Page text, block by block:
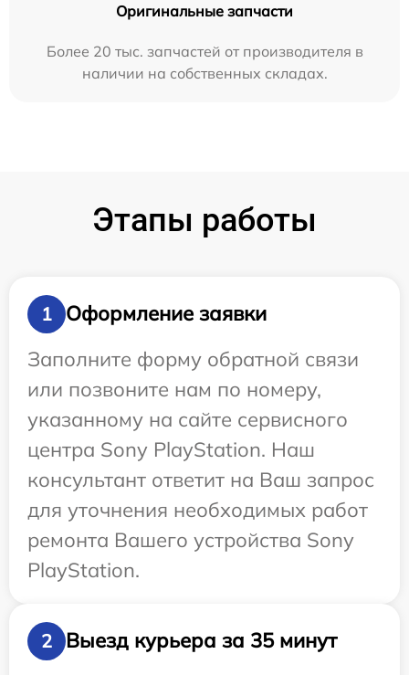
Оригинальные запчасти
Более 20 тыс. запчастей от производителя в
наличии на собственных складах.
Этапы работы
1
Оформление заявки
Заполните форму обратной связи
или позвоните нам по номеру,
указанному на сайте сервисного
центра Sony PlayStation. Наш
консультант ответит на Ваш запрос
для уточнения необходимых работ
ремонта Вашего устройства Sony
PlayStation.
2
Выезд курьера за 35 минут